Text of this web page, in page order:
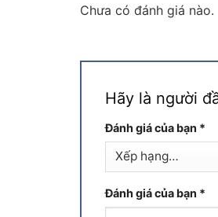
Chưa có đánh giá nào.
Hãy là người
Đánh giá của bạn *
Đánh giá của bạn *